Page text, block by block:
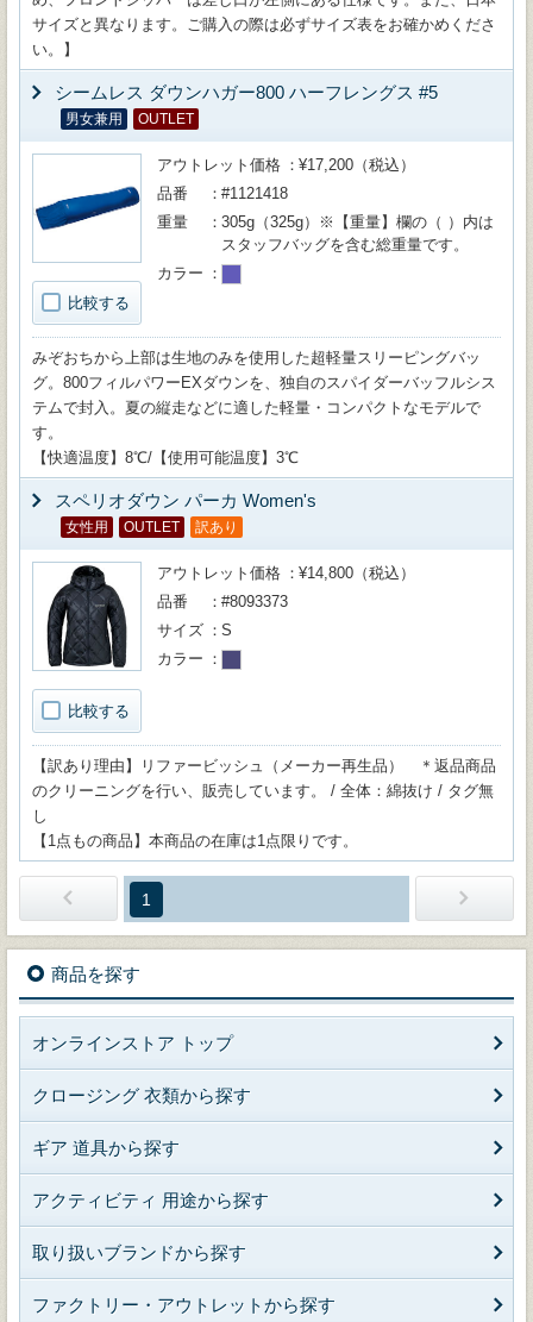
サイズと異なります。ご購入の際は必ずサイズ表をお確かめくださ
い。】
シームレス ダウンハガー800 ハーフレングス #5
男女兼用 OUTLET
比較する
アウトレット価格
¥17,200（税込）
品番
#1121418
重量
305g（325g）※【重量】欄の（ ）内は
スタッフバッグを含む総重量です。
カラー
みぞおちから上部は生地のみを使用した超軽量スリーピングバッ
グ。800フィルパワーEXダウンを、独自のスパイダーバッフルシス
テムで封入。夏の縦走などに適した軽量・コンパクトなモデルで
す。
【快適温度】8℃/【使用可能温度】3℃
スペリオダウン パーカ Women's
女性用 OUTLET 訳あり
比較する
アウトレット価格
¥14,800（税込）
品番
#8093373
サイズ
S
カラー
【訳あり理由】リファービッシュ（メーカー再生品） ＊返品商品
のクリーニングを行い、販売しています。 / 全体：綿抜け / タグ無
し
【1点もの商品】本商品の在庫は1点限りです。
1
商品を探す
オンラインストア トップ
クロージング 衣類から探す
ギア 道具から探す
アクティビティ 用途から探す
取り扱いブランドから探す
ファクトリー・アウトレットから探す